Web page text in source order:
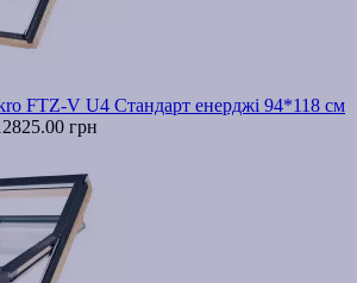
FTZ-V U4 Стандарт енерджі 94*118 см
грн